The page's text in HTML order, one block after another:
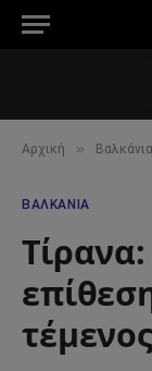
Αρχική » Βαλκάνια
ΒΑΛΚΆΝΙΑ
τέμενος